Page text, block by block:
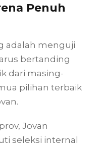
Penuh
adalah menguji
bertanding
dari masing-
pilihan terbaik
Jovan
seleksi internal